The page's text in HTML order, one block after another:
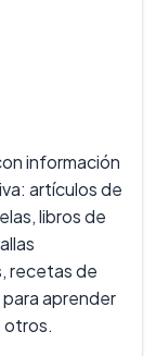
información
artículos de
libros de
recetas de
aprender
otros.